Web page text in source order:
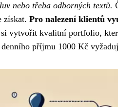
nebo třeba odborných textů.
získat. Pro nalezení klientů
si vytvořit kvalitní portfolio,
příjmu 1000 Kč